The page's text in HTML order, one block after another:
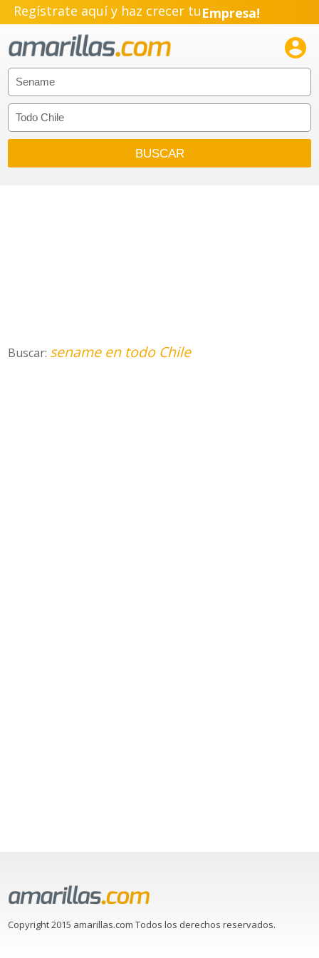
Regístrate aquí y haz crecer tuEmpresa!
Pyme!
Emprendimiento!

Buscar: sename en todo Chile
Copyright 2015 amarillas.com Todos los derechos reservados.